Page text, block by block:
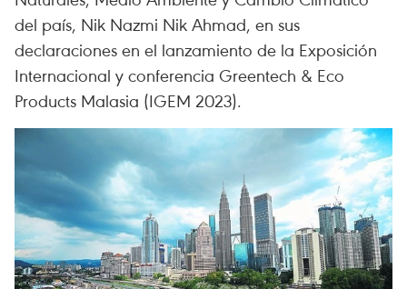
del país, Nik Nazmi Nik Ahmad, en sus
declaraciones en el lanzamiento de la Exposición
Internacional y conferencia Greentech & Eco
Products Malasia (IGEM 2023).